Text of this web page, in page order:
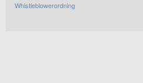
Whistleblowerordning